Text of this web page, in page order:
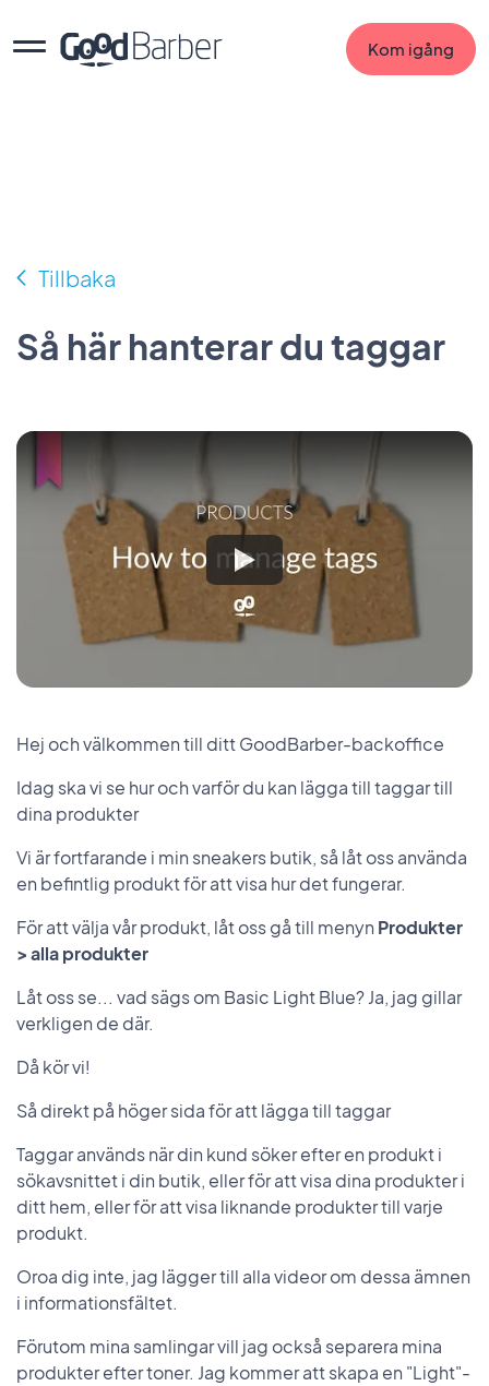
Kom igång
Tillbaka
Så här hanterar du taggar
Hej och välkommen till ditt GoodBarber-backoffice
Idag ska vi se hur och varför du kan lägga till taggar till
dina produkter
Vi är fortfarande i min sneakers butik, så låt oss använda
en befintlig produkt för att visa hur det fungerar.
För att välja vår produkt, låt oss gå till menyn Produkter
> alla produkter
Låt oss se... vad sägs om Basic Light Blue? Ja, jag gillar
verkligen de där.
Då kör vi!
Så direkt på höger sida för att lägga till taggar
Taggar används när din kund söker efter en produkt i
sökavsnittet i din butik, eller för att visa dina produkter i
ditt hem, eller för att visa liknande produkter till varje
produkt.
Oroa dig inte, jag lägger till alla videor om dessa ämnen
i informationsfältet.
Förutom mina samlingar vill jag också separera mina
produkter efter toner. Jag kommer att skapa en "Light"-